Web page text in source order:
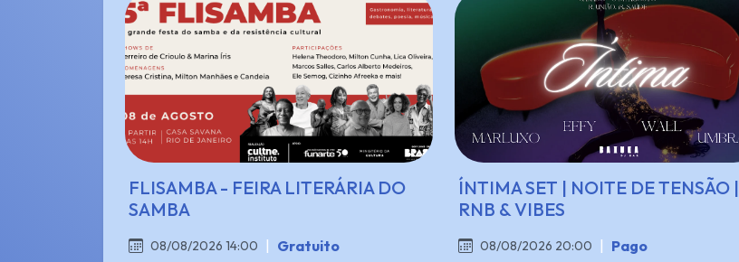
FLISAMBA - FEIRA LITERÁRIA DO
SAMBA
08/08/2026 14:00 Gratuito
ÍNTIMA SET | NOITE DE TENSÃO |
RNB & VIBES
08/08/2026 20:00 Pago